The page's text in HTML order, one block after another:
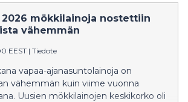
år sedan. En större andel av de nya
var bundna till tre eller sex
2026 mökkilainoja nostettiin
vähemmän
EEST | Tiedote
vapaa-ajanasuntolainoja on
vähemmän kuin viime vuonna
Uusien mökkilainojen keskikorko oli